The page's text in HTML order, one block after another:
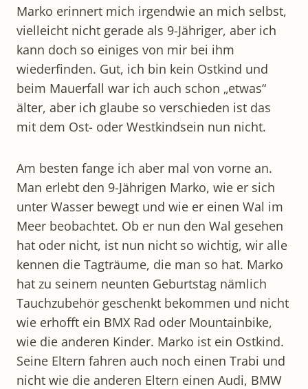
Marko erinnert mich irgendwie an mich selbst,
vielleicht nicht gerade als 9-Jähriger, aber ich
kann doch so einiges von mir bei ihm
wiederfinden. Gut, ich bin kein Ostkind und
beim Mauerfall war ich auch schon „etwas“
älter, aber ich glaube so verschieden ist das
mit dem Ost- oder Westkindsein nun nicht.
Am besten fange ich aber mal von vorne an.
Man erlebt den 9-Jährigen Marko, wie er sich
unter Wasser bewegt und wie er einen Wal im
Meer beobachtet. Ob er nun den Wal gesehen
hat oder nicht, ist nun nicht so wichtig, wir alle
kennen die Tagträume, die man so hat. Marko
hat zu seinem neunten Geburtstag nämlich
Tauchzubehör geschenkt bekommen und nicht
wie erhofft ein BMX Rad oder Mountainbike,
wie die anderen Kinder. Marko ist ein Ostkind.
Seine Eltern fahren auch noch einen Trabi und
nicht wie die anderen Eltern einen Audi, BMW